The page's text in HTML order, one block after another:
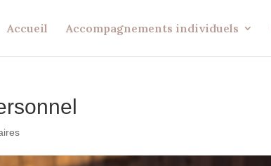
Accueil Accompagnements individuels